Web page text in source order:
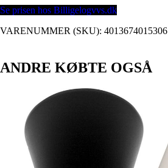
Se prisen hos Billigelogvvs.dk
VARENUMMER (SKU): 4013674015306
ANDRE KØBTE OGSÅ